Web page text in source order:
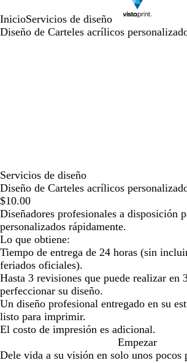
InicioServicios de diseño
Diseño de Carteles acrílicos
Servicios de diseño
Diseño de Carteles acrílicos
$10.00
Diseñadores profesionales a disposición
personalizados rápidamente.
Lo que obtiene:
Tiempo de entrega de 24 horas (sin
feriados oficiales).
Hasta 3 revisiones que puede realizar en
perfeccionar su diseño.
Un diseño profesional entregado en su
listo para imprimir.
El costo de impresión es adicional.
Empezar
Dele vida a su visión en solo unos pocos